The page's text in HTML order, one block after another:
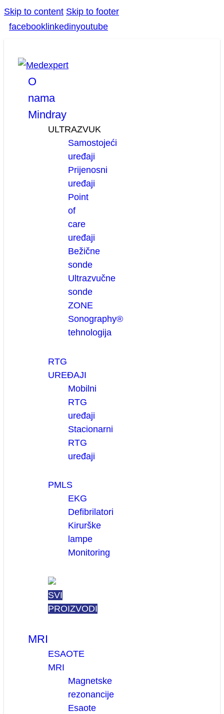
Skip to content Skip to footer
facebook linkedinyoutube
O
nama
Mindray
ULTRAZVUK
Samostojeći
uređaji
Prijenosni
uređaji
Point
of
care
uređaji
Bežične
sonde
Ultrazvučne
sonde
ZONE
Sonography®
tehnologija
RTG
UREĐAJI
Mobilni
RTG
uređaji
Stacionarni
RTG
uređaji
PMLS
EKG
Defibrilatori
Kirurške
lampe
Monitoring
SVI
PROIZVODI
MRI
ESAOTE
MRI
Magnetske
rezonancije
Esaote